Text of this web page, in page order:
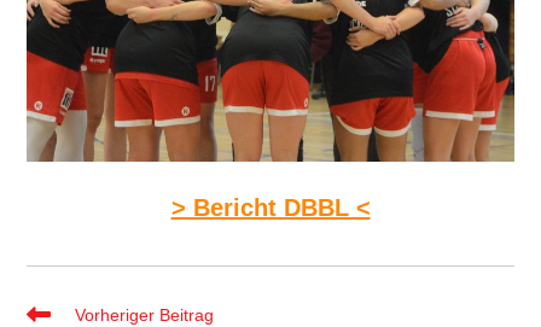
> Bericht DBBL <
WeitereVorheriger Beitrag